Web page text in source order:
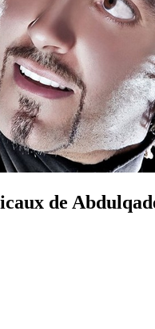
de